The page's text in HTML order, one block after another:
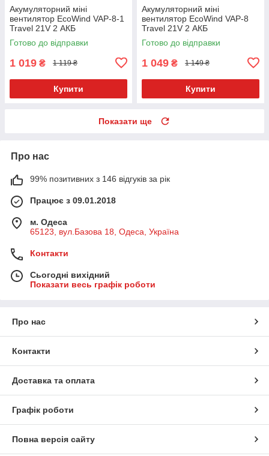
Акумуляторний міні
вентилятор EcoWind VAP-8-1
Travel 21V 2 АКБ
Готово до відправки
1 019 ₴ 1 119 ₴
Купити
Акумуляторний міні
вентилятор EcoWind VAP-8
Travel 21V 2 АКБ
Готово до відправки
1 049 ₴ 1 149 ₴
Купити
Показати ще
Про нас
99% позитивних з 146 відгуків за рік
Працює з 09.01.2018
м. Одеса
65123, вул.Базова 18, Одеса, Україна
Контакти
Сьогодні вихідний
Показати весь графік роботи
Про нас
Контакти
Доставка та оплата
Графік роботи
Повна версія сайту